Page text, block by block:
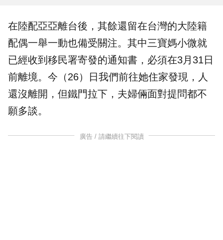
在陸配亞亞離台後，其餘還留在台灣的大陸籍
配偶一舉一動也備受關注。其中三寶媽小微就
已經收到 移民署寄發的通知書，必須在3月31日
前離境。今（26）日我們前往她住家發現，人
還沒離開，但鐵門拉下，夫婦倆面對提問都不
願多談。
廣告 / 請繼續往下閱讀